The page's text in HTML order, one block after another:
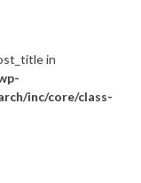
in
inc/core/class-